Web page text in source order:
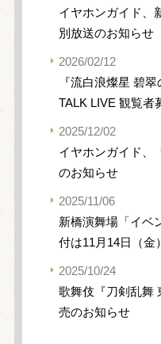
イヤホンガイド、
別放送のお知らせ
2026/02/12
『流白浪燦星 碧
TALK LIVE 観覧者
2025/12/02
イヤホンガイド、
のお知らせ
2025/11/06
新橋演舞場「イベ
付は11月14日（金
2025/10/24
歌舞伎『刀剣乱舞
売のお知らせ